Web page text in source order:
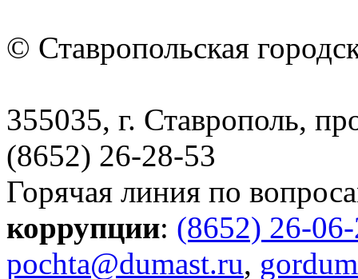
© Ставропольская
355035, г. Ставрополь,
(8652) 26-28-53
Горячая линия по
коррупции: (8652) 26-
pochta@dumast.ru,